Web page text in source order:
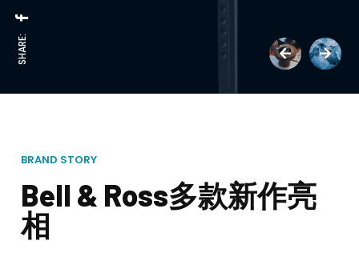
SHARE:
BRAND STORY
Bell & Ross多款新作亮
相